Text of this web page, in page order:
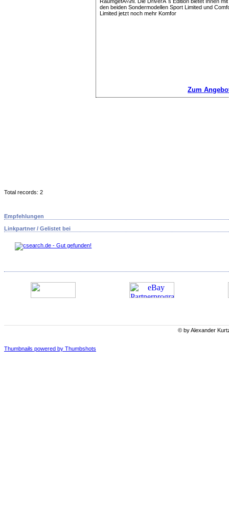
RaumgefÃ¼hl. Die DriverÂ´s Edition bietet Ihnen mit
den beiden Sondermodellen Sport Limited und
Limited jetzt noch mehr Komfor
Zum
Total records: 2
Empfehlungen
Linkpartner / Gelistet bei
© by Alexander
Thumbnails powered by Thumbshots